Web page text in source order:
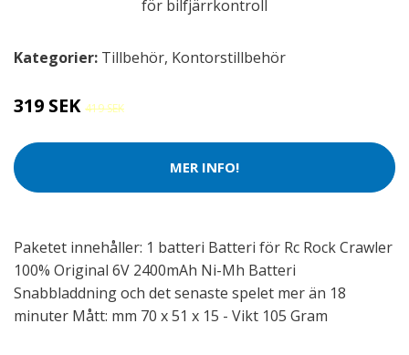
Kategorier: Tillbehör, Kontorstillbehör
319 SEK 419 SEK
MER INFO!
Paketet innehåller: 1 batteri Batteri för Rc Rock Crawler
100% Original 6V 2400mAh Ni-Mh Batteri
Snabbladdning och det senaste spelet mer än 18
minuter Mått: mm 70 x 51 x 15 - Vikt 105 Gram